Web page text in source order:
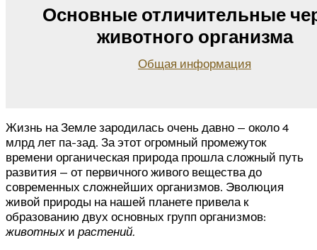
Основные отличительные
животного организма
Общая информация
Жизнь на Земле зародилась очень давно — около 4
млрд лет па-зад. За этот огромный промежуток
времени органическая природа прошла сложный путь
развития — от первичного живого вещества до
современных сложнейших организмов. Эволюция
живой природы на нашей планете привела к
образованию двух основных групп организмов:
животных и растений.